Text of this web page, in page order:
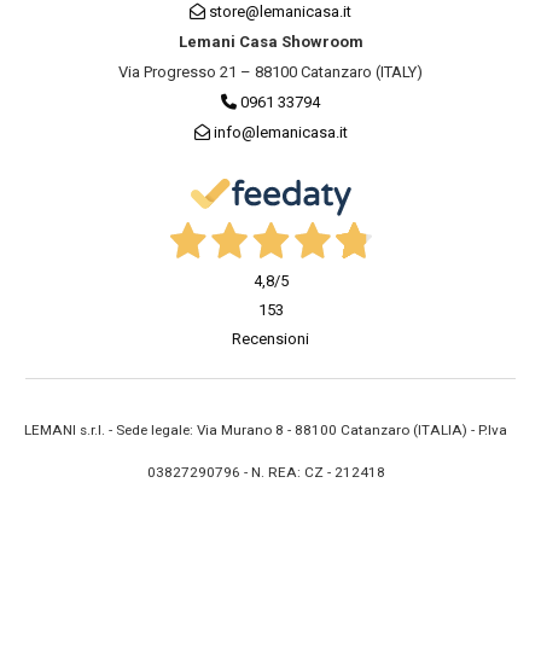
store@lemanicasa.it
Lemani Casa Showroom
Via Progresso 21 – 88100 Catanzaro (ITALY)
0961 33794
info@lemanicasa.it
4,8/5
153
Recensioni
LEMANI s.r.l. - Sede legale: Via Murano 8 - 88100 Catanzaro (ITALIA) - P.Iva
03827290796 - N. REA: CZ - 212418